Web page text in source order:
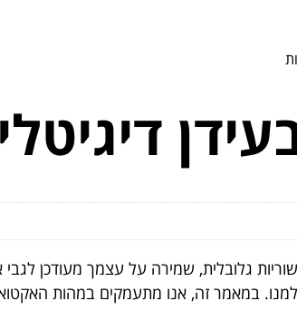
גלובלית, שמירה על עצמך מעודכן
במאמר זה, אנו מתעמקים במהות